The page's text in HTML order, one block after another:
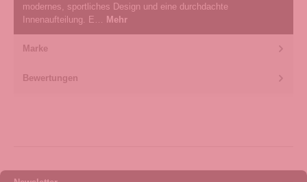
modernes, sportliches Design und eine durchdachte
Innenaufteilung. E… Mehr
Marke
Bewertungen